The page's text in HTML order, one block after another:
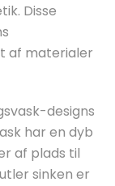
Disse
af materialer
designs
har en dyb
af plads til
sinken er